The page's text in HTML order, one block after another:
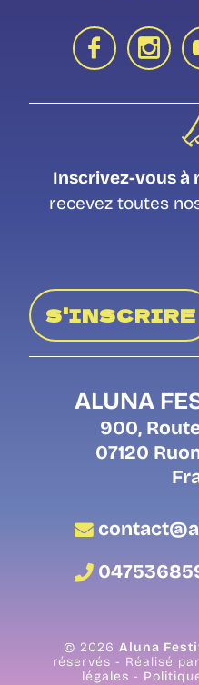
Inscrivez-vous à
recevez toutes
S'INSCRIRE
ALUNA
900,
07120
© 2026 Aluna
réservés - Réalisé par
légales -